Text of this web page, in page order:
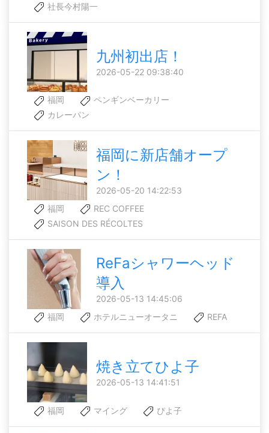
社長今村陽一
九州初出店！
2026-05-22 09:38:40
福岡
ペンギンベーカリー
カレーパン
福岡に新店舗オープ
ン！
2026-05-20 14:22:53
福岡
REC COFFEE
SAISON DES RÉCOLTES
ReFaシャワーヘッド
導入
2026-05-13 14:45:06
福岡
ホテルニューオータニ REFA
焼き立てひよ子
2026-05-13 14:41:51
福岡 マイング ぴよ子